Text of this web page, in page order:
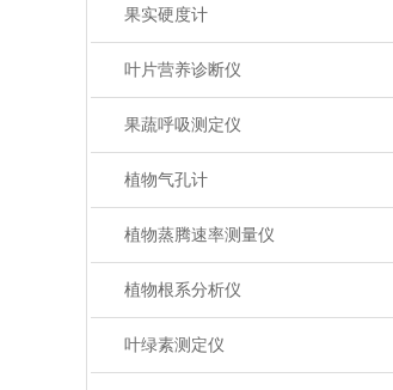
果实硬度计
叶片营养诊断仪
果蔬呼吸测定仪
植物气孔计
植物蒸腾速率测量仪
植物根系分析仪
叶绿素测定仪